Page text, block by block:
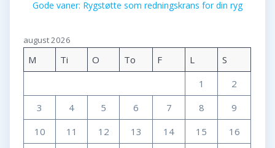
Gode vaner: Rygstøtte som redningskrans for din ryg
august 2026
M Ti O To F L
S
1
2
3
4 5 6 7 8
9
10
11 12 13 14 15
16